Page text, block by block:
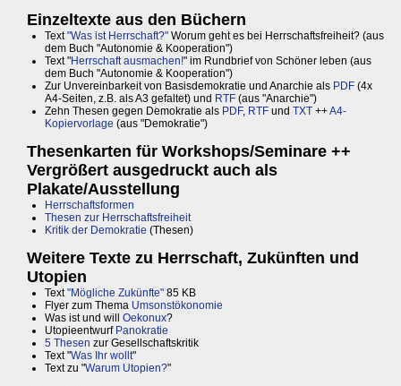
Einzeltexte aus den Büchern
Text"Was ist Herrschaft?" Worum geht es bei Herrschaftsfreiheit? (aus
dem Buch "Autonomie & Kooperation")
Text "Herrschaft ausmachen!" im Rundbrief von Schöner leben (aus
dem Buch "Autonomie & Kooperation")
Zur Unvereinbarkeit von Basisdemokratie und Anarchie als PDF (4x
A4-Seiten, z.B. als A3 gefaltet) und RTF (aus "Anarchie")
Zehn Thesen gegen Demokratie als PDF, RTF und TXT ++A4-
Kopiervorlage (aus "Demokratie")
Thesenkarten für Workshops/Seminare ++
Vergrößert ausgedruckt auch als
Plakate/Ausstellung
Herrschaftsformen
Thesen zur Herrschaftsfreiheit
Kritik der Demokratie (Thesen)
Weitere Texte zu Herrschaft, Zukünften und
Utopien
Text"Mögliche Zukünfte" 85 KB
Flyer zum Thema Umsonstökonomie
Was ist und will Oekonux?
Utopieentwurf Panokratie
5 Thesen zur Gesellschaftskritik
Text "Was Ihr wollt"
Text zu "Warum Utopien?"